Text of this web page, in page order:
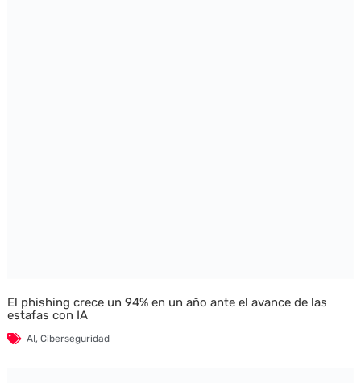
El phishing crece un 94% en un año ante el avance de las
estafas con IA
AI, Ciberseguridad